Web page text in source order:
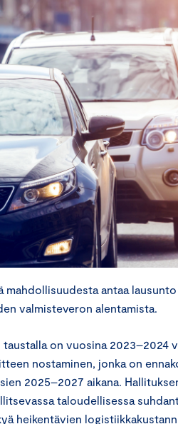
mahdollisuudesta antaa
valmisteveron alentamista.
on vuosina 2023–2024
nostaminen, jonka on
2025–2027 aikana.
taloudellisessa
heikentävien